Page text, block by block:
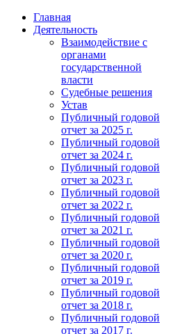
Главная
Деятельность
Взаимодействие с
органами
государственной
власти
Судебные решения
Устав
Публичный годовой
отчет за 2025 г.
Публичный годовой
отчет за 2024 г.
Публичный годовой
отчет за 2023 г.
Публичный годовой
отчет за 2022 г.
Публичный годовой
отчет за 2021 г.
Публичный годовой
отчет за 2020 г.
Публичный годовой
отчет за 2019 г.
Публичный годовой
отчет за 2018 г.
Публичный годовой
отчет за 2017 г.